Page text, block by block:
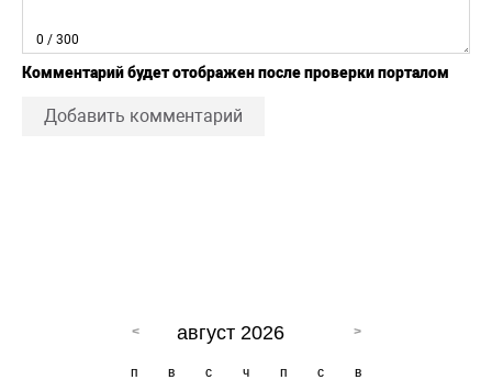
0 / 300
Комментарий будет отображен после проверки порталом
Добавить комментарий
август 2026
п в с ч п с в